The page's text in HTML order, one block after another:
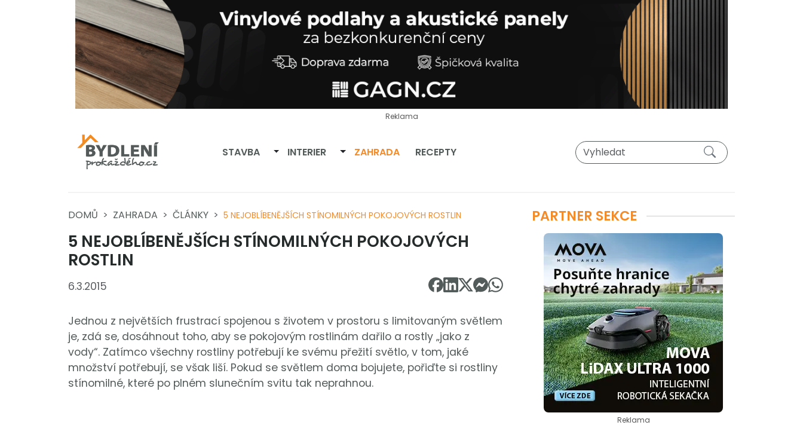
Reklama
STAVBA Přepnout dropdown
INTERIER Přepnout dropdown
ZAHRADA RECEPTY
DOMŮ ZAHRADA ČLÁNKY 5 NEJOBLÍBENĚJŠÍCH STÍNOMILNÝCH POKOJOVÝCH ROSTLIN
5 NEJOBLÍBENĚJŠÍCH STÍNOMILNÝCH POKOJOVÝCH
ROSTLIN
6.3.2015
Jednou z největších frustrací spojenou s životem v prostoru s limitovaným světlem
je, zdá se, dosáhnout toho, aby se pokojovým rostlinám dařilo a rostly „jako z
vody“. Zatímco všechny rostliny potřebují ke svému přežití světlo, v tom, jaké
množství potřebují, se však liší. Pokud se světlem doma bojujete, pořiďte si rostliny
stínomilné, které po plném slunečním svitu tak neprahnou.
PARTNER SEKCE
Reklama